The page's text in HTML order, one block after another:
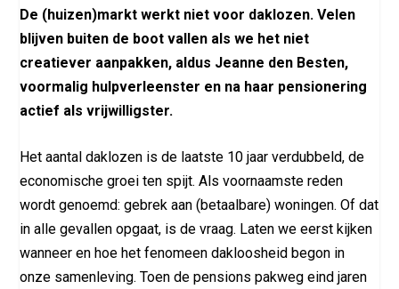
De (huizen)markt werkt niet voor daklozen. Velen
blijven buiten de boot vallen als we het niet
creatiever aanpakken, aldus Jeanne den Besten,
voormalig hulpverleenster en na haar pensionering
actief als vrijwilligster.
Het aantal daklozen is de laatste 10 jaar verdubbeld, de
economische groei ten spijt. Als voornaamste reden
wordt genoemd: gebrek aan (betaalbare) woningen. Of dat
in alle gevallen opgaat, is de vraag. Laten we eerst kijken
wanneer en hoe het fenomeen dakloosheid begon in
onze samenleving. Toen de pensions pakweg eind jaren